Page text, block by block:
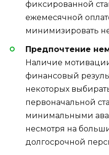
фиксированной
ежемесячной
минимизировать
Предпочтение
Наличие
финансовый
некоторых
первоначальной
минимальными
несмотря на
долгосрочной